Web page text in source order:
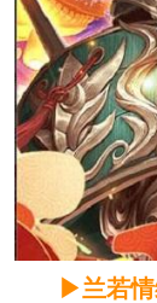
▶兰若情